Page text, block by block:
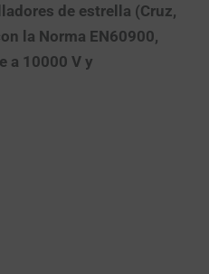
de estrella (Cruz,
la Norma EN60900,
a 10000 V y